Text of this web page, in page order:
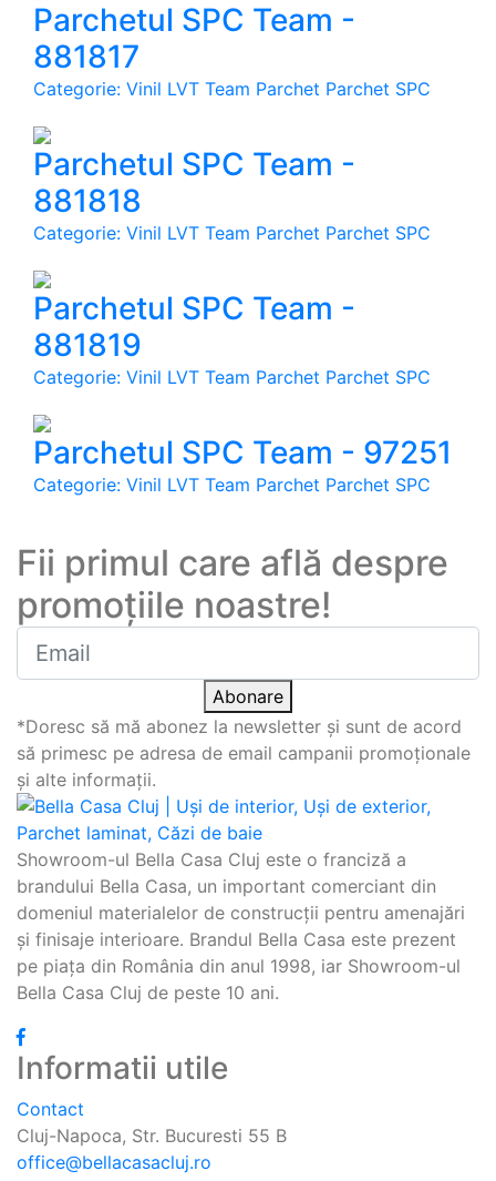
Parchetul SPC Team -
881817
Categorie: Vinil LVT Team Parchet Parchet SPC
Parchetul SPC Team -
881818
Categorie: Vinil LVT Team Parchet Parchet SPC
Parchetul SPC Team -
881819
Categorie: Vinil LVT Team Parchet Parchet SPC
Parchetul SPC Team - 97251
Categorie: Vinil LVT Team Parchet Parchet SPC
Fii primul care află despre
promoțiile noastre!
Abonare
*Doresc să mă abonez la newsletter și sunt de acord
să primesc pe adresa de email campanii promoționale
și alte informații.
Showroom-ul Bella Casa Cluj este o franciză a
brandului Bella Casa, un important comerciant din
domeniul materialelor de construcții pentru amenajări
și finisaje interioare. Brandul Bella Casa este prezent
pe piața din România din anul 1998, iar Showroom-ul
Bella Casa Cluj de peste 10 ani.
Informatii utile
Contact
Cluj-Napoca, Str. Bucuresti 55 B
office@bellacasacluj.ro